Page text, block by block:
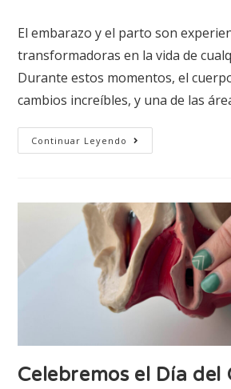
El embarazo y el parto son
transformadoras en la vida de
Durante estos momentos, el
cambios increíbles, y una de las
Continuar Leyendo
Celebremos el Día del